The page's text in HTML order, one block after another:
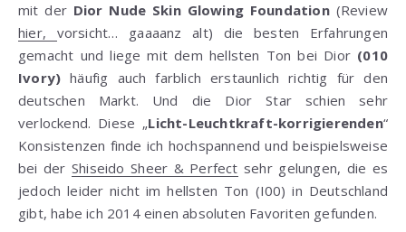
mit der Dior Nude Skin Glowing Foundation(Review
hier, vorsicht… gaaaanz alt) die besten Erfahrungen
gemacht und liege mit dem hellsten Ton bei Dior (010
Ivory) häufig auch farblich erstaunlich richtig für den
deutschen Markt. Und die Dior Star schien sehr
verlockend. Diese „Licht-Leuchtkraft-korrigierenden“
Konsistenzen finde ich hochspannend und beispielsweise
bei derShiseido Sheer & Perfect sehr gelungen, die es
jedoch leider nicht im hellsten Ton (I00) in Deutschland
gibt, habe ich 2014 einen absoluten Favoriten gefunden.